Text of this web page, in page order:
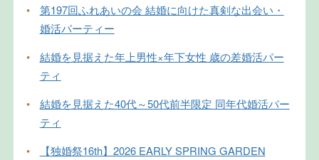
•
第197回ふれあいの会 結婚に向けた真剣な出会い・
婚活パーティー
•
結婚を見据えた年上男性×年下女性 歳の差婚活パー
ティ
•
結婚を見据えた40代～50代前半限定 同年代婚活パー
ティ
•
【独婚祭16th】2026 EARLY SPRING GARDEN